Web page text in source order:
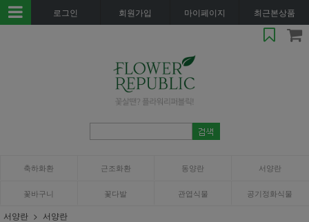
로그인 회원가입 마이페이지 최근본상품
축하화환 근조화환 동양란 서양란
꽃바구니 꽃다발 관엽식물 공기정화식물
서양란 서양란